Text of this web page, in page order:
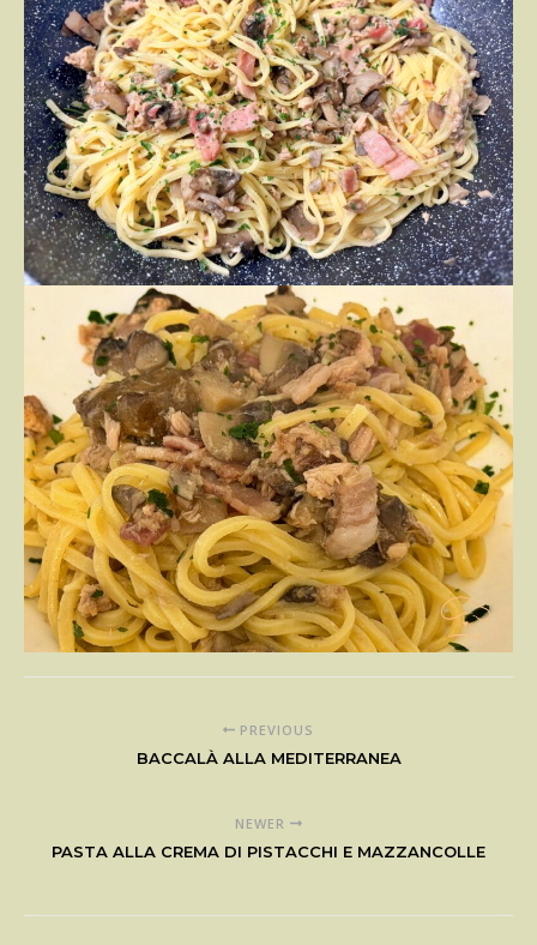
PREVIOUS
BACCALÀ ALLA MEDITERRANEA
NEWER
PASTA ALLA CREMA DI PISTACCHI E MAZZANCOLLE